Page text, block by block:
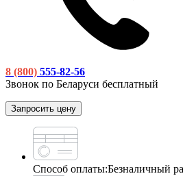
8 (800) 555-82-56
Звонок по Беларуси бесплатный
Запросить цену
Способ оплаты:Безналичный